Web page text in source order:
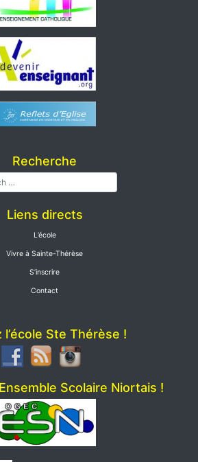
Recherche
Liens directs
L’école
Vivre à Sainte-Thérèse
S’inscrire
Contact
l’école Ste Thérèse !
Scolaire Niortais !